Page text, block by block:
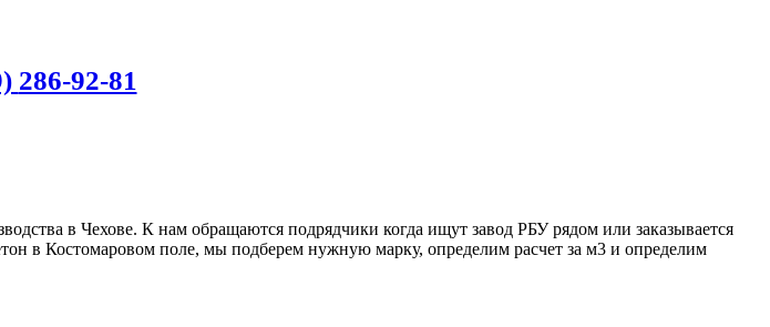
286-92-81
в Чехове. К нам обращаются подрядчики когда ищут завод РБУ рядом или заказывается
в Костомаровом поле, мы подберем нужную марку, определим расчет за м3 и определим